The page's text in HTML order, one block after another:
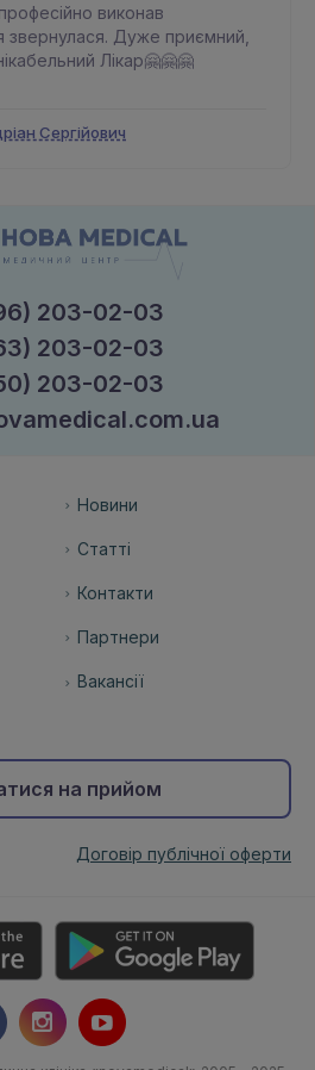
виконав
Дуже приємний,
Лікар🤗🤗🤗
Сергійович
203-02-03
203-02-03
203-02-03
Новини
Статті
Контакти
Партнери
Вакансії
на прийом
Договір публічної оферти